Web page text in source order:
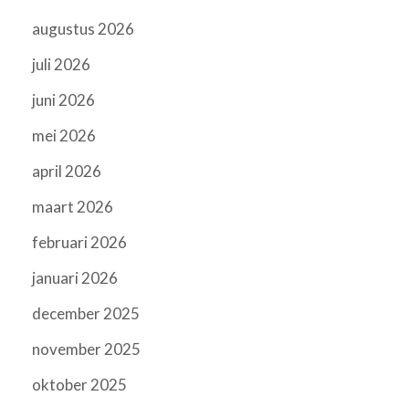
augustus 2026
juli 2026
juni 2026
mei 2026
april 2026
maart 2026
februari 2026
januari 2026
december 2025
november 2025
oktober 2025